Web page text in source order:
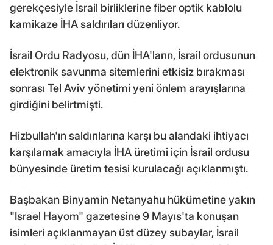
gerekçesiyle İsrail birliklerine fiber optik kablolu
kamikaze İHA saldırıları düzenliyor.
İsrail Ordu Radyosu, dün İHA'ların, İsrail ordusunun
elektronik savunma sitemlerini etkisiz bırakması
sonrası Tel Aviv yönetimi yeni önlem arayışlarına
girdiğini belirtmişti.
Hizbullah'ın saldırılarına karşı bu alandaki ihtiyacı
karşılamak amacıyla İHA üretimi için İsrail ordusu
bünyesinde üretim tesisi kurulacağı açıklanmıştı.
Başbakan Binyamin Netanyahu hükümetine yakın
"Israel Hayom" gazetesine 9 Mayıs'ta konuşan
isimleri açıklanmayan üst düzey subaylar, İsrail